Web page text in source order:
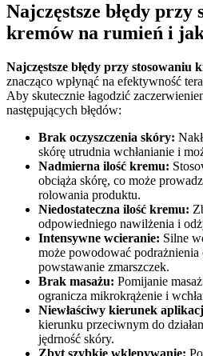
Najczęstsze błędy przy
kremów na rumień i
Najczęstsze błędy przy stosowaniu
znacząco wpłynąć na efektywność
Aby skutecznie łagodzić
następujących błędów:
Brak oczyszczenia skóry:
skórę utrudnia wchłanianie i
Nadmierna ilość kremu:
obciąża skórę, co może
rolowania produktu.
Niedostateczna ilość kremu:
odpowiedniego nawilżenia i
Intensywne wcieranie: Silne
może powodować podrażnienia
powstawanie zmarszczek.
Brak masażu: Pomijanie
ogranicza mikrokrążenie i
Niewłaściwy kierunek
kierunku przeciwnym do
jędrność skóry.
Zbyt szybkie wklepywanie: